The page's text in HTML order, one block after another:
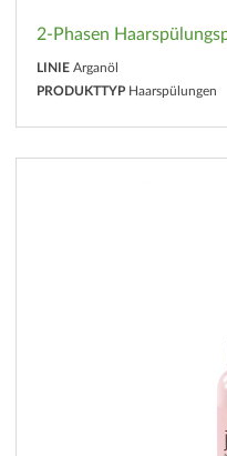
2-Phasen
LINIE Arganöl
PRODUKTTYP Haarspülungen